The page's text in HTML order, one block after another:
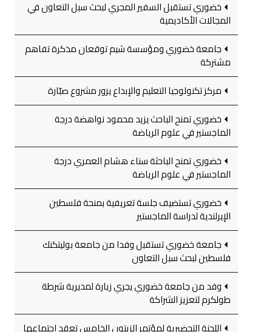
خضوري تستقبل السفير المجري لبحث سبل التعاون في
المجالات الأكاديمية
جامعة خضوري ومؤسسة شيم توقعان مذكرة تفاهم
مشتركة
مركز تكنولوجيا التعليم والإبداع يزور مشروع صبّارة
خضوري تمنح الباحث يزيد محمود نواهضة درجة
الماجستير في علوم الرياضة
خضوري تمنح الباحثة سناء هشام العمري درجة
الماجستير في علوم الرياضة
خضوري تستضيف جلسة تعريفية بمنحة فلسطين
الإيرلندية لدراسة الماجستير
جامعة خضوري تستقبل وفدا من جامعة بوليتكنك
فلسطين لبحث سبل التعاون
وفد من جامعة خضوري يجري زيارة لمديرية شرطة
طولكرم لتعزيز الشراكة
اللجنة التحضيرية لمؤتمر الزيتون الخامس تعقد اجتماعها